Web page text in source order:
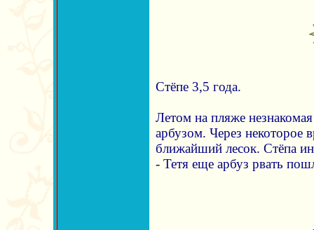
Стёпе 3,5 года.
Летом на пляже
арбузом. Через некоторое
ближайший лесок. Стёпа
- Тетя еще арбуз рвать